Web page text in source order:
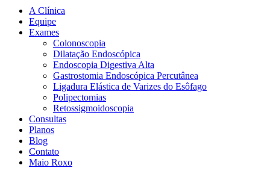
A Clínica
Equipe
Exames
Colonoscopia
Dilatação Endoscópica
Endoscopia Digestiva Alta
Gastrostomia Endoscópica Percutânea
Ligadura Elástica de Varizes do Esôfago
Polipectomias
Retossigmoidoscopia
Consultas
Planos
Blog
Contato
Maio Roxo